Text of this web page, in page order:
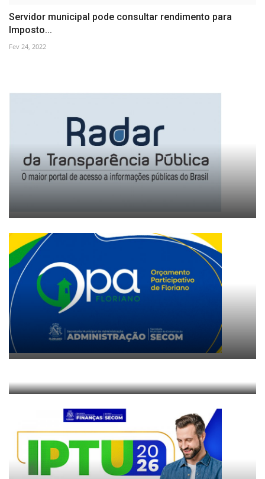
Servidor municipal pode consultar rendimento para
Imposto...
Fev 24, 2022